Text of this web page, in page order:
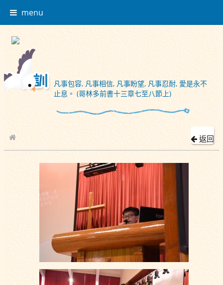
menu
凡事包容, 凡事相信, 凡事盼望, 凡事忍耐, 愛是永不
止息。 (哥林多前書十三章七至八節上)
校園相簿
2019-11-06 學生會選舉
返回